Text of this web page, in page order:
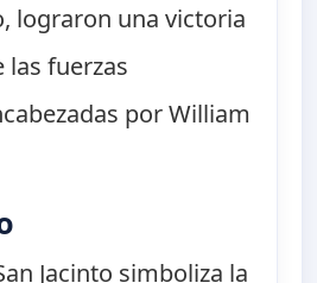
lograron una victoria
las fuerzas
por William
Jacinto simboliza la